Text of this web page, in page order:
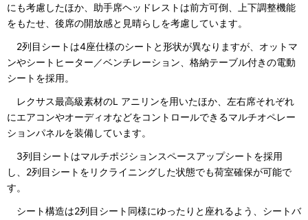
にも考慮したほか、助手席ヘッドレストは前方可倒、上下調整機能
をもたせ、後席の開放感と見晴らしを考慮しています。
2列目シートは4座仕様のシートと形状が異なりますが、オットマ
ンやシートヒーター／ベンチレーション、格納テーブル付きの電動
シートを採用。
レクサス最高級素材のL アニリンを用いたほか、左右席それぞれ
にエアコンやオーディオなどをコントロールできるマルチオペレー
ションパネルを装備しています。
3列目シートはマルチポジションスペースアップシートを採用
し、2列目シートをリクライニングした状態でも荷室確保が可能で
す。
シート構造は2列目シート同様にゆったりと座れるよう、シートバ